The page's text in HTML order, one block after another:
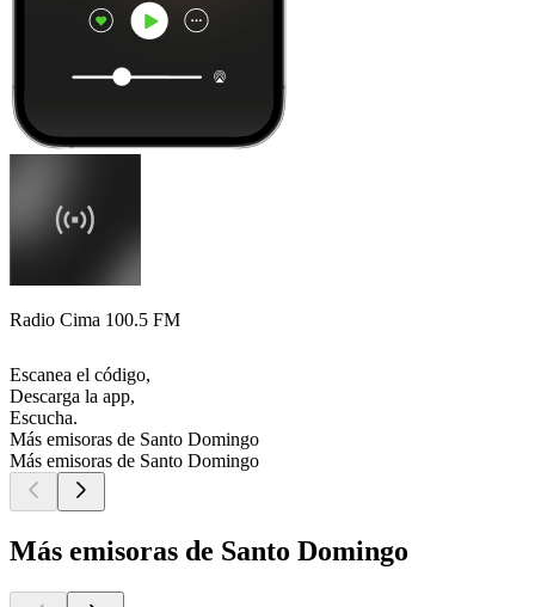
Radio Cima 100.5 FM
Escanea el código,
Descarga la app,
Escucha.
Más emisoras de Santo Domingo
Más emisoras de Santo Domingo
Más emisoras de Santo Domingo